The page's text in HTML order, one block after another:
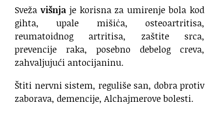
Svežavišnjaje korisna za umirenje bola kod
gihta, upale mišiċa, osteoartritisa,
reumatoidnog artritisa, zaštite srca,
prevencije raka, posebno debelog creva,
zahvaljujući antocijaninu.
Štiti nervni sistem, reguliše san, dobra protiv
zaborava, demencije, Alchajmerove bolesti.